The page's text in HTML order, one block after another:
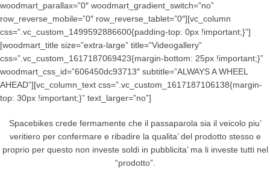
woodmart_parallax=”0″ woodmart_gradient_switch=”no”
row_reverse_mobile=”0″ row_reverse_tablet=”0″][vc_column
css=”.vc_custom_1499592886600{padding-top: 0px !important;}”]
[woodmart_title size=”extra-large” title=”Videogallery”
css=”.vc_custom_1617187069423{margin-bottom: 25px !important;}”
woodmart_css_id=”606450dc93713″ subtitle=”ALWAYS A WHEEL
AHEAD”][vc_column_text css=”.vc_custom_1617187106138{margin-
top: 30px !important;}” text_larger=”no”]
Spacebikes crede fermamente che il passaparola sia il veicolo piu’
veritiero per confermare e ribadire la qualita’ del prodotto stesso e
proprio per questo non investe soldi in pubblicita’ ma li investe tutti nel
“prodotto”.